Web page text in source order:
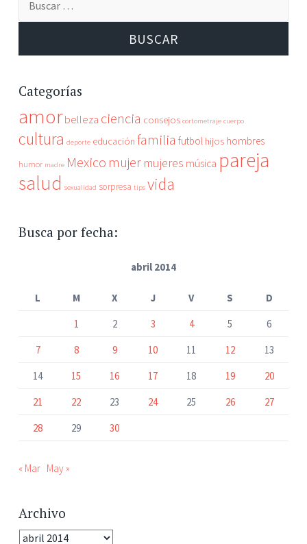
Categorías
amor belleza ciencia consejos cortometraje cuerpo
cultura deporte educación familia futbol hijos hombres
humor madre Mexico mujer mujeres música pareja
salud sexualidad sorpresa tips vida
Busca por fecha:
abril 2014
L M X J V S
D
1
2 3 4 5
6
7
8 9 10 11 12
13
14
15 16 17 18 19
20
21
22 23 24 25 26
27
28
29 30
« Mar May »
Archivo
Archivo